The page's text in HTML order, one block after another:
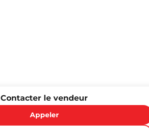
Contacter le vendeur
Appeler